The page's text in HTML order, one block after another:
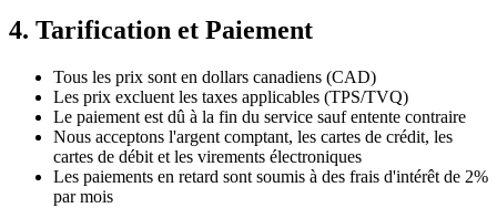
4. Tarification et Paiement
Tous les prix sont en dollars canadiens (CAD)
Les prix excluent les taxes applicables (TPS/TVQ)
Le paiement est dû à la fin du service sauf entente contraire
Nous acceptons l'argent comptant, les cartes de crédit, les
cartes de débit et les virements électroniques
Les paiements en retard sont soumis à des frais d'intérêt de 2%
par mois